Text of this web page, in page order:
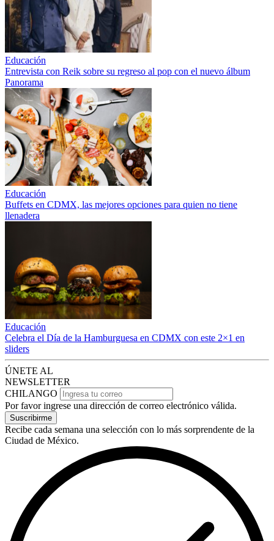
Educación
Entrevista con Reik sobre su regreso al pop con el nuevo álbum
Panorama
Educación
Buffets en CDMX, las mejores opciones para quien no tiene
llenadera
Educación
Celebra el Día de la Hamburguesa en CDMX con este 2×1 en
sliders
ÚNETE AL
NEWSLETTER
CHILANGO
Por favor ingrese una dirección de correo electrónico válida.
Suscribirme
Recibe cada semana una selección con lo más sorprendente de la
Ciudad de México.